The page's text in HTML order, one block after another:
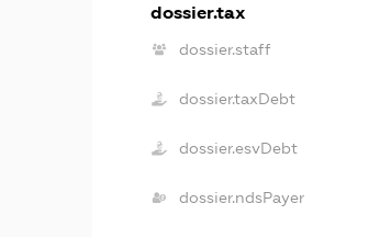
dossier.tax
dossier.staff
dossier.taxDebt
dossier.esvDebt
dossier.ndsPayer